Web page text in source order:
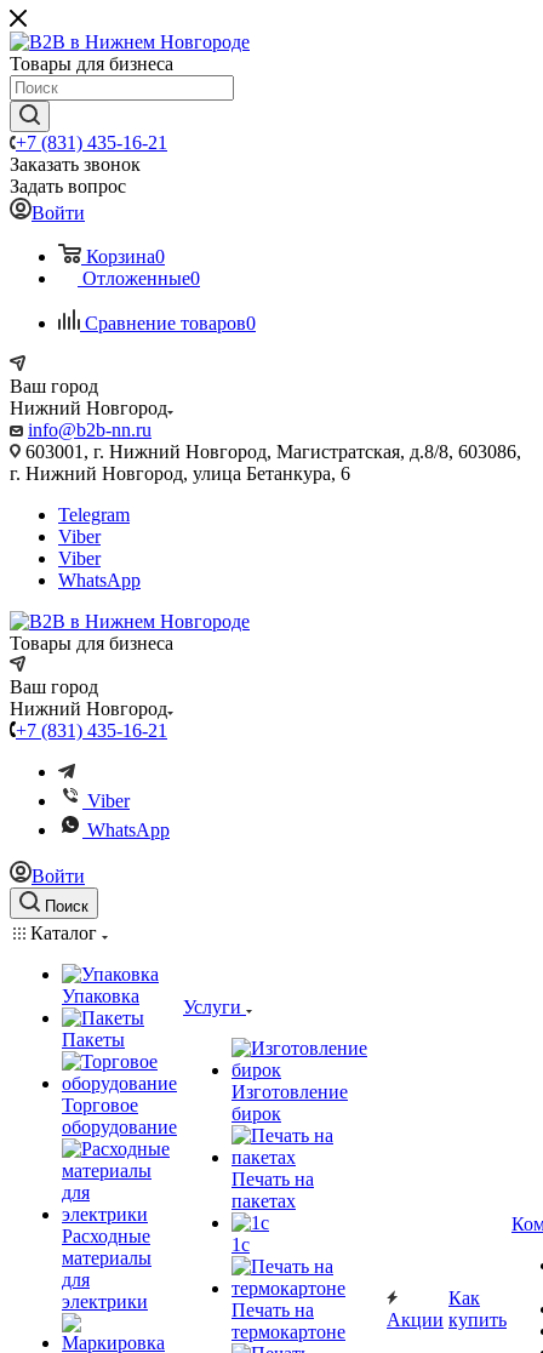
Товары для бизнеса
+7 (831) 435-16-21
Заказать звонок
Задать вопрос
Войти
Корзина0
Отложенные0
Сравнение товаров0
Ваш город
Нижний Новгород
info@b2b-nn.ru
603001, г. Нижний Новгород, Магистратская, д.8/8, 603086,
г. Нижний Новгород, улица Бетанкура, 6
Telegram
Viber
Viber
WhatsApp
Товары для бизнеса
Ваш город
Нижний Новгород
+7 (831) 435-16-21
Viber
WhatsApp
Войти
Поиск
Каталог
Упаковка
Пакеты
Торговое
оборудование
Расходные
материалы
для
электрики
Услуги
Изготовление
бирок
Печать на
пакетах
1c
Печать на
термокартоне
Акции
Как
купить